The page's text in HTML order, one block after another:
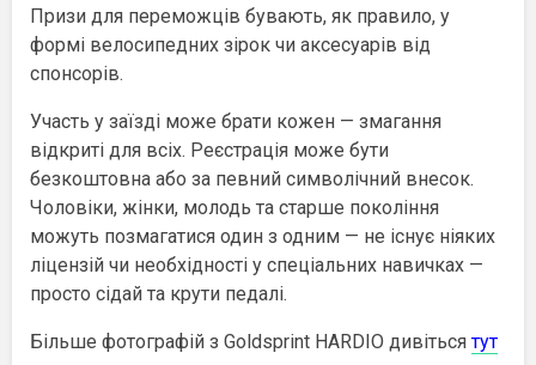
Призи для переможців бувають, як правило, у
формі велосипедних зірок чи аксесуарів від
спонсорів.
Участь у заїзді може брати кожен — змагання
відкриті для всіх. Реєстрація може бути
безкоштовна або за певний символічний внесок.
Чоловіки, жінки, молодь та старше покоління
можуть позмагатися один з одним — не існує ніяких
ліцензій чи необхідності у спеціальних навичках —
просто сідай та крути педалі.
Більше фотографій з Goldsprint HARDIO дивітьсятут